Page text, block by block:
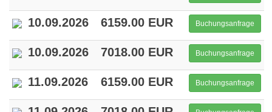
10.09.2026 6159.00 EUR Buchungsanfrage
10.09.2026 7018.00 EUR Buchungsanfrage
11.09.2026 6159.00 EUR Buchungsanfrage